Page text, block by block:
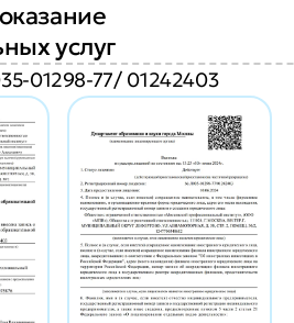
услуг
01298-77/ 01242403